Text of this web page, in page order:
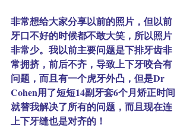
非常想给大家分享以前的照片，但以前
牙口不好的时候都不敢大笑，所以照片
非常少。我以前主要问题是下排牙齿非
常拥挤，前后不齐，导致上下牙咬合有
问题，而且有一个虎牙外凸，但是Dr
Cohen用了短短14副牙套6个月矫正时间
就替我解决了所有的问题，而且现在连
上下牙缝也是对齐的！